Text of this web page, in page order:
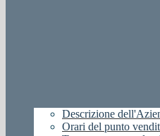
Descrizione
Orari del punto